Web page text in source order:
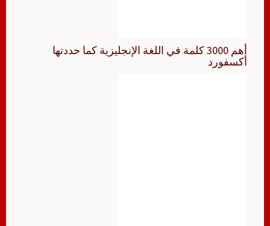
أهم 3000 كلمة في اللغة الإنجليزية كما حددتها
أكسفورد